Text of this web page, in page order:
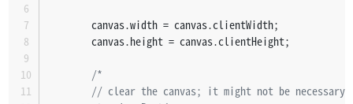
        canvas.
width = canvas.clientWidth;
        canvas.
height = canvas.clientHeight;
/*
// clear the canvas; it might not be